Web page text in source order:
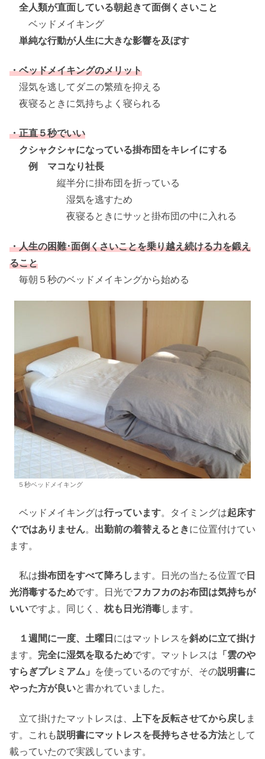
全人類が直面している朝起きて面倒くさいこと
ベッドメイキング
単純な行動が人生に大きな影響を及ぼす
・ベッドメイキングのメリット
湿気を逃してダニの繁殖を抑える
夜寝るときに気持ちよく寝られる
・正直５秒でいい
クシャクシャになっている掛布団をキレイにする
例 マコなり社長
縦半分に掛布団を折っている
湿気を逃すため
夜寝るときにサッと掛布団の中に入れる
・人生の困難･面倒くさいことを乗り越え続ける力を鍛え
ること
毎朝５秒のベッドメイキングから始める
５秒ベッドメイキング
ベッドメイキングは行っています。タイミングは起床す
ぐではありません。 出勤前の着替えるときに位置付けてい
ます。
私は掛布団をすべて降ろし ます。日光の当たる位置で日
光消毒するためです。日光でフカフカのお布団は気持ちが
いいですよ。同じく、 枕も日光消毒します。
１週間に一度、土曜日にはマットレスを斜めに立て掛け
ます。 完全に湿気を取るためです。マットレスは 「雲のや
すらぎプレミアム」 を使っているのですが、その説明書に
やった方が良いと書かれていました。
立て掛けたマットレスは、 上下を反転させてから戻し ま
す。これも説明書にマットレスを長持ちさせる方法として
載っていたので実践しています。